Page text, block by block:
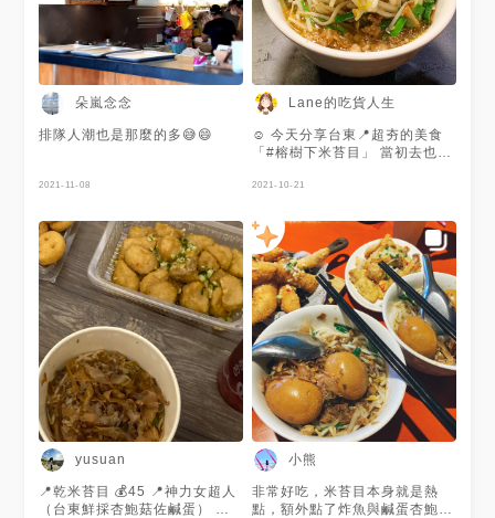
朵嵐念念
排隊人潮也是那麼的多😅😄
2021-11-08
Lane的吃貨人生
☺️ 今天分享台東📍超夯的美食
「#榕樹下米苔目」 當初去也是
店面很大，位置很多，翻桌率蠻
看，至少也要來踩點打卡一下的
🤣 . 🗣菜單為當時拍攝，店家有
調漲5～10元 . 📌神社紅茶20元
（現為25元） 📌米苔目45元/小
（現為50元） 米苔目真的是很
看個人喜好 （就跟台南的小卷
米粉一樣，很看個人口味） 自
己很喜歡這樣Q軟的口感～ 湯裡
🈶️肉燥、柴魚、豆芽菜、韭菜等
等 米苔目和柴魚肉燥的鹹香很
搭，和湯一起吃滑順好入口 湯
頭雖然偏油一些，但是🉑️接受
整體來說就是很簡單很傳統的味
道～ . 踩點日期🗓20201226 .
營業地點📍：台東縣台東市大同
路176號 營業電話📞：
0963148519 營業時間⏰：
2021-10-21
yusuan
📍乾米苔目 💰45 📍神力女超人
（台東鮮採杏鮑菇佐鹹蛋） 💰
小熊
非常好吃，米苔目本身就是熱
點，額外點了炸魚與鹹蛋杏鮑菇